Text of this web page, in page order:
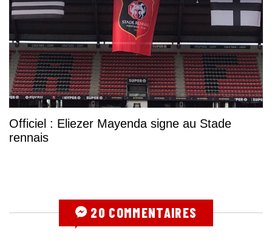
Officiel : Eliezer Mayenda signe au Stade
rennais
20 COMMENTAIRES